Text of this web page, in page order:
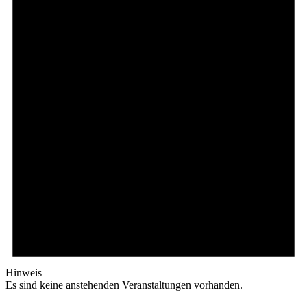
Hinweis
Es sind keine anstehenden Veranstaltungen vorhanden.